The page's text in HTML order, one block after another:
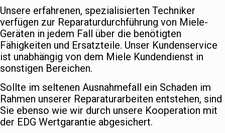
Unsere erfahrenen, spezialisierten Techniker
verfügen zur Reparaturdurchführung von Miele-
Geräten in jedem Fall über die benötigten
Fähigkeiten und Ersatzteile. Unser Kundenservice
ist unabhängig von dem Miele Kundendienst in
sonstigen Bereichen.
Sollte im seltenen Ausnahmefall ein Schaden im
Rahmen unserer Reparaturarbeiten entstehen, sind
Sie ebenso wie wir durch unsere Kooperation mit
der EDG Wertgarantie abgesichert.